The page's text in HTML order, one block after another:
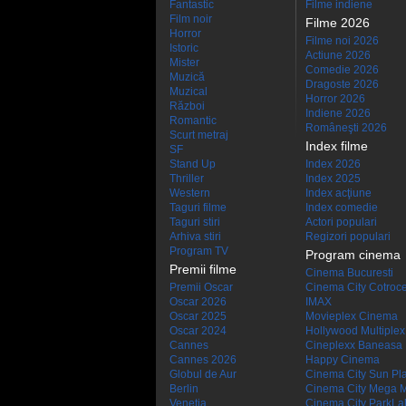
Fantastic
Film noir
Horror
Istoric
Mister
Muzică
Muzical
Război
Romantic
Scurt metraj
SF
Stand Up
Thriller
Western
Taguri filme
Taguri stiri
Arhiva stiri
Program TV
Premii filme
Premii Oscar
Oscar 2026
Oscar 2025
Oscar 2024
Cannes
Cannes 2026
Globul de Aur
Berlin
Venetia
Filme indiene
Filme 2026
Filme noi 2026
Actiune 2026
Comedie 2026
Dragoste 2026
Horror 2026
Indiene 2026
Româneşti 2026
Index filme
Index 2026
Index 2025
Index acţiune
Index comedie
Actori populari
Regizori populari
Program cinema
Cinema Bucuresti
Cinema City
IMAX
Movieplex Cinema
Hollywood Multiplex
Cineplexx Baneasa
Happy Cinema
Cinema City Sun
Cinema City Mega
Cinema City